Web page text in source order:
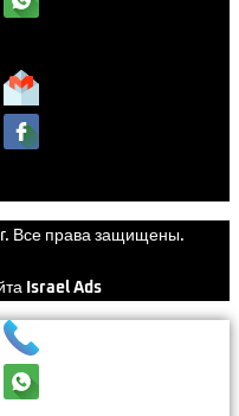
Все права защищены.
Israel Ads